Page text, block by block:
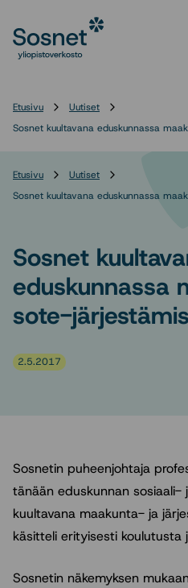
suoraan
sisältöön
Etusivu
Uutiset
Sosnet kuultavana eduskunnassa
Etusivu
Uutiset
Sosnet kuultavana eduskunnassa
Sosnet
eduskunnassa
sote-
2.5.2017
Sosnetin puheenjohtaja
tänään eduskunnan sosiaali-
kuultavana maakunta- ja
käsitteli erityisesti koulutusta
Sosnetin näkemyksen